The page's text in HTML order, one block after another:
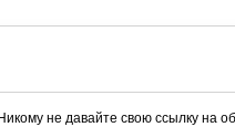
Никому не давайте свою ссылку на